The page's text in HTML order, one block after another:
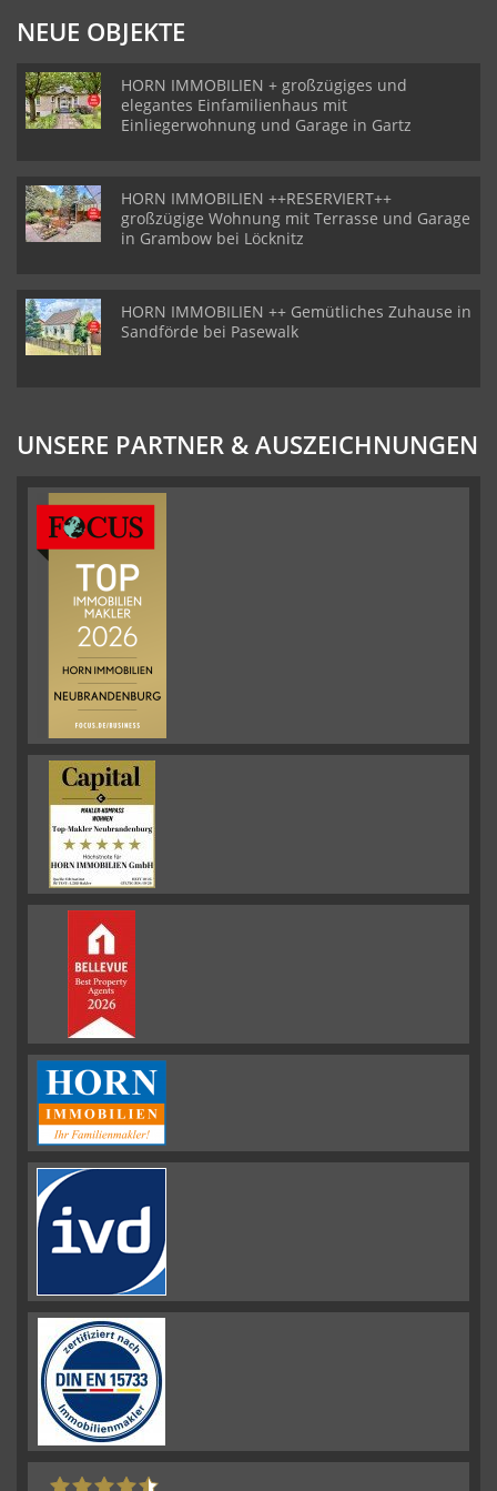
NEUE OBJEKTE
HORN IMMOBILIEN + großzügiges und
elegantes Einfamilienhaus mit
Einliegerwohnung und Garage in Gartz
HORN IMMOBILIEN ++RESERVIERT++
großzügige Wohnung mit Terrasse und Garage
in Grambow bei Löcknitz
HORN IMMOBILIEN ++ Gemütliches Zuhause in
Sandförde bei Pasewalk
UNSERE PARTNER & AUSZEICHNUNGEN